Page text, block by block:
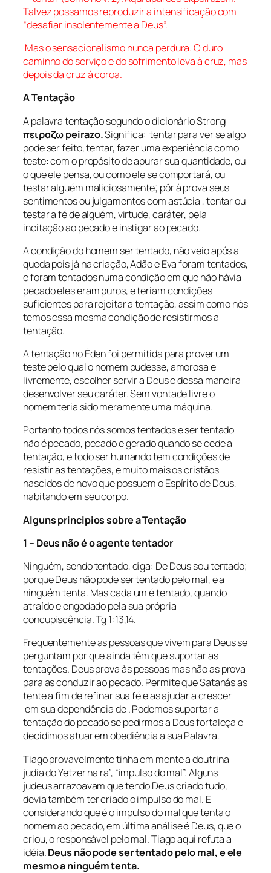
Talvez possamos reproduzir a intensificação com
“desafiar insolentemente a Deus”.
Mas o sensacionalismo nunca perdura. O duro
caminho do serviço e do sofrimento leva à cruz, mas
depois da cruz à coroa.
A Tentação
A palavra tentação segundo o dicionário Strong
πειραζωpeirazo.Significa: tentar para ver se algo
pode ser feito, tentar, fazer uma experiência como
teste: com o propósito de apurar sua quantidade, ou
o que ele pensa, ou como ele se comportará, ou
testar alguém maliciosamente; pôr à prova seus
sentimentos ou julgamentos com astúcia , tentar ou
testar a fé de alguém, virtude, caráter, pela
incitação ao pecado e instigar ao pecado.
A condição do homem ser tentado, não veio após a
queda pois já na criação, Adão e Eva foram tentados,
e foram tentados numa condição em que não hávia
pecado eles eram puros, e teriam condições
suficientes para rejeitar a tentação, assim como nós
temos essa mesma condição de resistirmos a
tentação.
A tentação no Éden foi permitida para prover um
teste pelo qual o homem pudesse, amorosa e
livremente, escolher servir a Deus e dessa maneira
desenvolver seu caráter. Sem vontade livre o
homem teria sido meramente uma máquina.
Portanto todos nós somos tentados e ser tentado
não é pecado, pecado e gerado quando se cede a
tentação, e todo ser humando tem condições de
resistir as tentações, e muito mais os cristãos
nascidos de novo que possuem o Espírito de Deus,
habitando em seu corpo.
Alguns principios sobre a Tentação
1 – Deus não é o agente tentador
Ninguém, sendo tentado, diga: De Deus sou tentado;
porque Deus não pode ser tentado pelo mal, e a
ninguém tenta. Mas cada um é tentado, quando
atraído e engodado pela sua própria
concupiscência. Tg 1:13,14.
Frequentemente as pessoas que vivem para Deus se
perguntam por que ainda têm que suportar as
tentações. Deusprovaàs pessoas mas não asprova
para as conduzir ao pecado. Permite que Satanás as
tente a fim de refinar sua fé e as ajudar a crescer
em sua dependência de . Podemos suportar a
tentação do pecado se pedirmos a Deus fortaleça e
decidimos atuar em obediência a sua Palavra.
Tiago provavelmente tinha em mente a doutrina
judia doYetzer ha ra’, “impulso do mal”. Alguns
judeus arrazoavam que tendo Deus criado tudo,
devia também ter criado o impulso do mal. E
considerando que é o impulso do mal que tenta o
homem ao pecado, em última análise é Deus, que o
criou, o responsável pelo mal. Tiago aqui refuta a
idéia.Deus não pode ser tentado pelo mal, e ele
mesmo a ninguém tenta.